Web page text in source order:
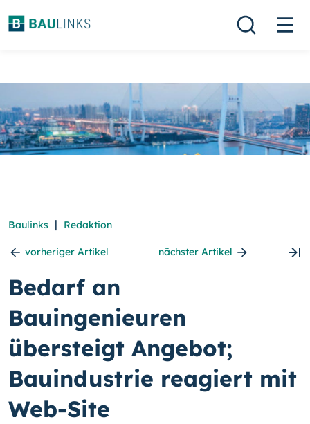
Baulinks | Redaktion
vorheriger Artikel nächster Artikel
Bedarf an
Bauingenieuren
übersteigt Angebot;
Bauindustrie reagiert mit
Web-Site